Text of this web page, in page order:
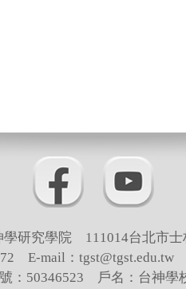
學研究學院 111014台北市士
E-mail：tgst@tgst.edu.tw
：50346523 戶名：台神學